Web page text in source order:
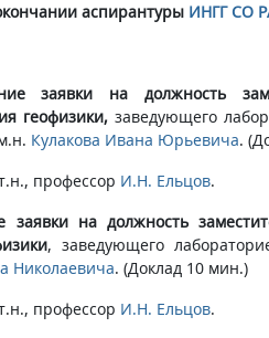
аспирантуры ИНГГ СО
заявки на должность
геофизики,заведующего
Кулакова Ивана Юрьевича​.
профессор И.Н. Ельцов.
на должность
, заведующего
Николаевича. (Доклад 10 мин.)
профессор И.Н. Ельцов.